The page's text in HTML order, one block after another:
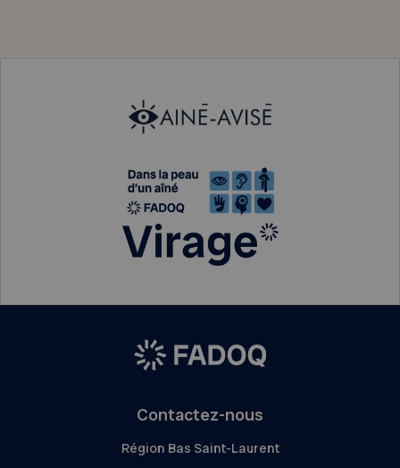
Contactez-nous
Région Bas Saint-Laurent